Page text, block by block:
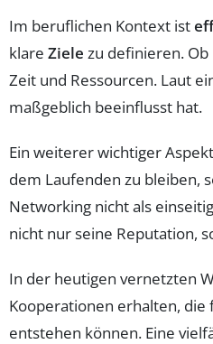
Im beruflichen Kontext ist
klare Ziele zu definieren. Ob
Zeit und Ressourcen. Laut
maßgeblich beeinflusst hat.
Ein weiterer wichtiger
dem Laufenden zu bleiben,
Networking nicht als
nicht nur seine Reputation,
In der heutigen vernetzten
Kooperationen erhalten, die
entstehen können. Eine